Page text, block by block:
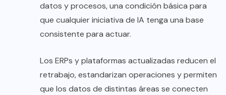
datos y procesos, una condición básica para
que cualquier iniciativa de IA tenga una base
consistente para actuar.
Los ERPs y plataformas actualizadas reducen el
retrabajo, estandarizan operaciones y permiten
que los datos de distintas áreas se conecten